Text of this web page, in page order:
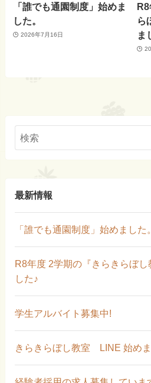
「誰でも通園制度」始めま
した。
2026年7月16日
ら
ま
最新情報
「誰でも通園制度」始めました。
R8年度 2学期の『きらきらぼし
した♪
学生アルバイト募集中!
きらきらぼし教室 LINE 始め